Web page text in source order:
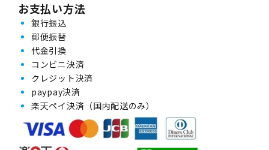
お支払い方法
銀行振込
郵便振替
代金引換
コンビニ決済
クレジット決済
paypay決済
楽天ペイ決済（国内配送のみ）